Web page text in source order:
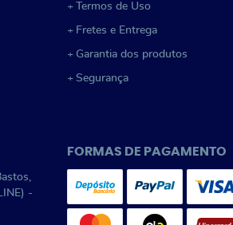
Termos de Uso
Fretes e Entrega
Garantia dos produtos
Segurança
-
FORMAS DE PAGAMENTO